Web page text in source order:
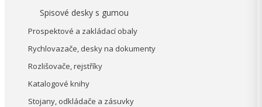
Spisové desky s gumou
Prospektové a zakládací obaly
Rychlovazače, desky na dokumenty
Rozlišovače, rejstříky
Katalogové knihy
Stojany, odkládače a zásuvky